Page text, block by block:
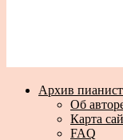
Архив
Об
Карта
FAQ